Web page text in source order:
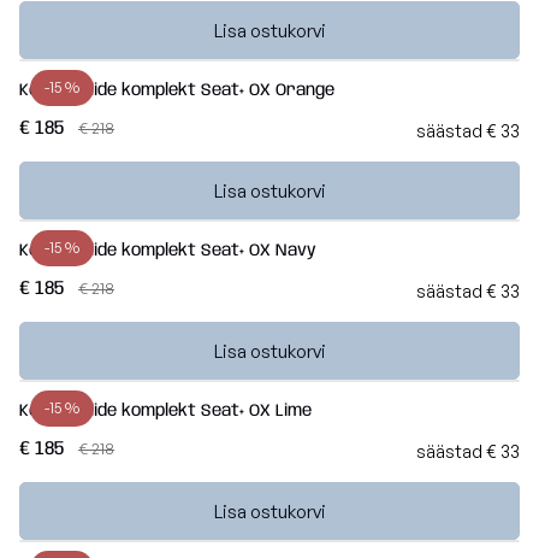
Lisa ostukorvi
-15 %
Kott-toolide komplekt Seat+ OX Orange
€ 185 € 218 säästad € 33
Lisa ostukorvi
-15 %
Kott-toolide komplekt Seat+ OX Navy
€ 185 € 218 säästad € 33
Lisa ostukorvi
-15 %
Kott-toolide komplekt Seat+ OX Lime
€ 185 € 218 säästad € 33
Lisa ostukorvi